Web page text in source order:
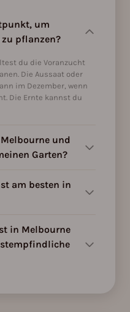
um
pflanzen?
du die Voranzucht
Die Aussaat oder
im Dezember, wenn
Die Ernte kannst du
und
Garten?
am besten in
in Melbourne